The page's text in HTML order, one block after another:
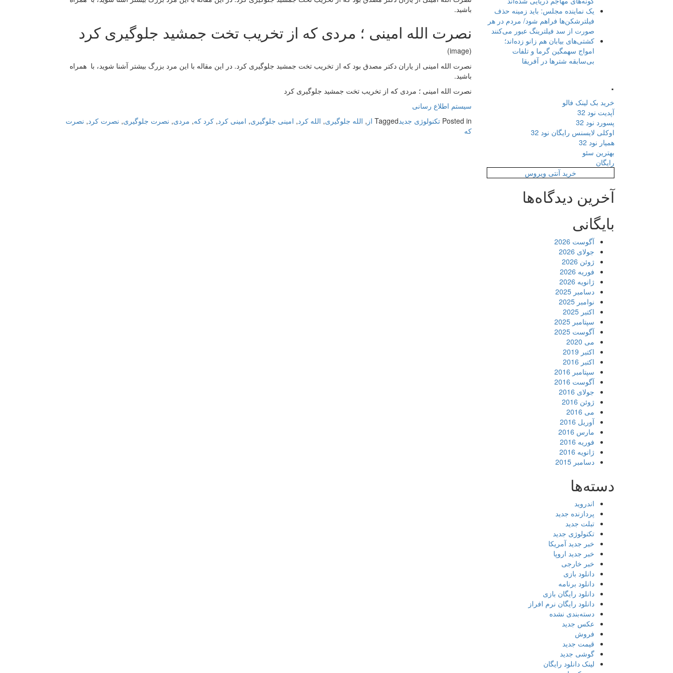
باشید.
نصرت الله امینی ؛ مردی که از تخریب تخت جمشید جلوگیری کرد
(image)
نصرت الله امینی از یاران دکتر مصدق بود که از تخریب تخت جمشید جلوگیری کرد. در این مقاله با این مرد بزرگ بیشتر آشنا شوید، با همراه
باشید.
نصرت الله امینی ؛ مردی که از تخریب تخت جمشید جلوگیری کرد
سیستم اطلاع رسانی
Posted in تکنولوژی جدیدTagged از , الله جلوگیری, الله کرد, امینی جلوگیری, امینی کرد, کرد که, مردی, نصرت جلوگیری, نصرت کرد, نصرت
که
یک نماینده مجلس: باید زمینه حذف
فیلترشکن‌ها فراهم شود/ مردم در هر
صورت از سد فیلترینگ عبور می‌کنند
کشتی‌های بیابان هم زانو زده‌اند؛
امواج سهمگین گرما و تلفات
بی‌سابقه شترها در آفریقا
.
خرید بک لینک فالو
آپدیت نود 32
پسورد نود 32
اوکلی لایسنس رایگان نود 32
همیار نود 32
بهترین سئو
رایگان
خرید آنتی ویروس
آخرین دیدگاه‌ها
بایگانی
آگوست 2026
جولای 2026
ژوئن 2026
فوریه 2026
ژانویه 2026
دسامبر 2025
نوامبر 2025
اکتبر 2025
سپتامبر 2025
آگوست 2025
می 2020
اکتبر 2019
اکتبر 2016
سپتامبر 2016
آگوست 2016
جولای 2016
ژوئن 2016
می 2016
آوریل 2016
مارس 2016
فوریه 2016
ژانویه 2016
دسامبر 2015
دسته‌ها
اندروید
پردازنده جدید
تبلت جدید
تکنولوژی جدید
خبر جدید آمریکا
خبر جدید اروپا
خبر خارجی
دانلود بازی
دانلود برنامه
دانلود رایگان بازی
دانلود رایگان نرم افراز
دسته‌بندی نشده
عکس جدید
فروش
قیمت جدید
گوشی جدید
لینک دانلود رایگان